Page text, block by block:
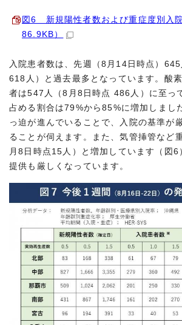
図6 新規陽性者数および重症度別入
86.9KB）
入院患者数は、先週（8月14日時点）
618人）と過去最多となっています。酸
者は547人（8月8日時点 486人）に至っ
占める割合は79%から85%に増加しまし
っ迫が進んでいることで、入院の基準が
ることが伺えます。また、気管挿管など
月8日時点15人）と増加しています（図6
提供も厳しくなっています。